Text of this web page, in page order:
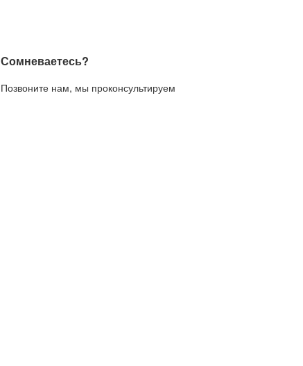
Сомневаетесь?
Позвоните нам, мы проконсультируем